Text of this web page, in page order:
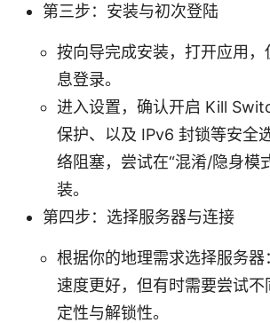
第三步：安装与初次登陆
按向导完成安装，打开应用，
息登录。
进入设置，确认开启 Kill
保护、以及 IPv6 封锁等安全
络阻塞，尝试在“混淆/隐身模
装。
第四步：选择服务器与连接
根据你的地理需求选择服务器
速度更好，但有时需要尝试不
定性与解锁性。